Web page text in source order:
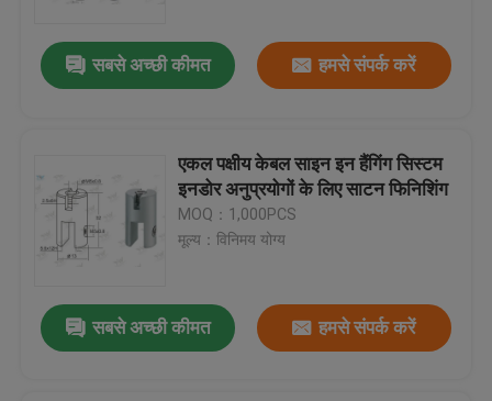
सबसे अच्छी कीमत हमसे संपर्क करें
एकल पक्षीय केबल साइन इन हैंगिंग सिस्टम
इनडोर अनुप्रयोगों के लिए साटन फिनिशिंग
MOQ：1,000PCS
मूल्य：विनिमय योग्य
सबसे अच्छी कीमत हमसे संपर्क करें